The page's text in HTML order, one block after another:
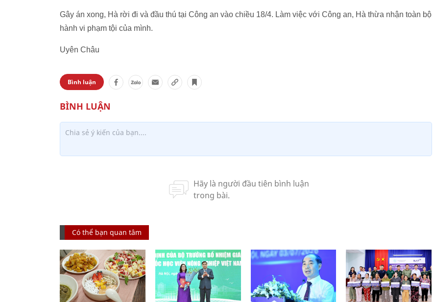
Gây án xong, Hà rời đi và đầu thú tại Công an vào chiều 18/4. Làm việc với Công an, Hà thừa nhận toàn bộ
hành vi phạm tội của mình.
Uyên Châu
Bình luận
Có thể bạn quan tâm